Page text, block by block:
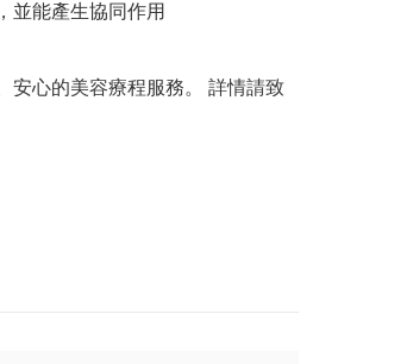
並能產生協同作用
安心的美容療程服務。 詳情請致